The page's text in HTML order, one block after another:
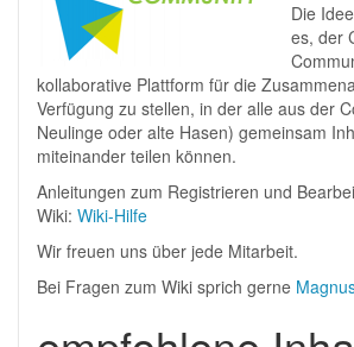
Die
es, der
kollaborative Plattform für die
Verfügung zu stellen, in der alle aus der
Neulinge oder alte Hasen) gemeinsam
miteinander teilen können.
Anleitungen zum Registrieren und
Wiki: Wiki-Hilfe
Wir freuen uns über jede Mitarbeit.
Bei Fragen zum Wiki sprich gerne